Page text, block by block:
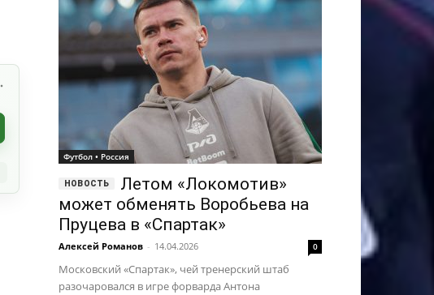
Футбол • Россия
Летом «Локомотив»
может обменять Воробьева на
Пруцева в «Спартак»
Алексей Романов - 14.04.2026 0
Московский «Спартак», чей тренерский штаб
разочаровался в игре форварда Антона